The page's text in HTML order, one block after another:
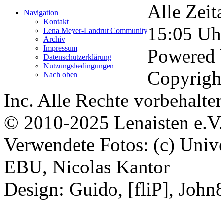
Navigation
Kontakt
Lena Meyer-Landrut Community
Archiv
Impressum
Datenschutzerklärung
Nutzungsbedingungen
Nach oben
Alle
15:05
Inc. Alle Rechte
© 2010-2025 Lenaisten
Verwendete Fotos: (c)
EBU, Nicolas Kantor
Design: Guido, [fliP],